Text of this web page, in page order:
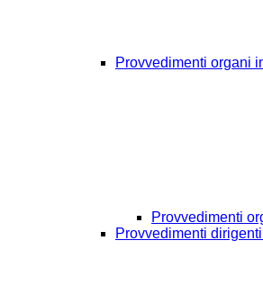
Provvedimenti organi
Provvedimenti
Provvedimenti